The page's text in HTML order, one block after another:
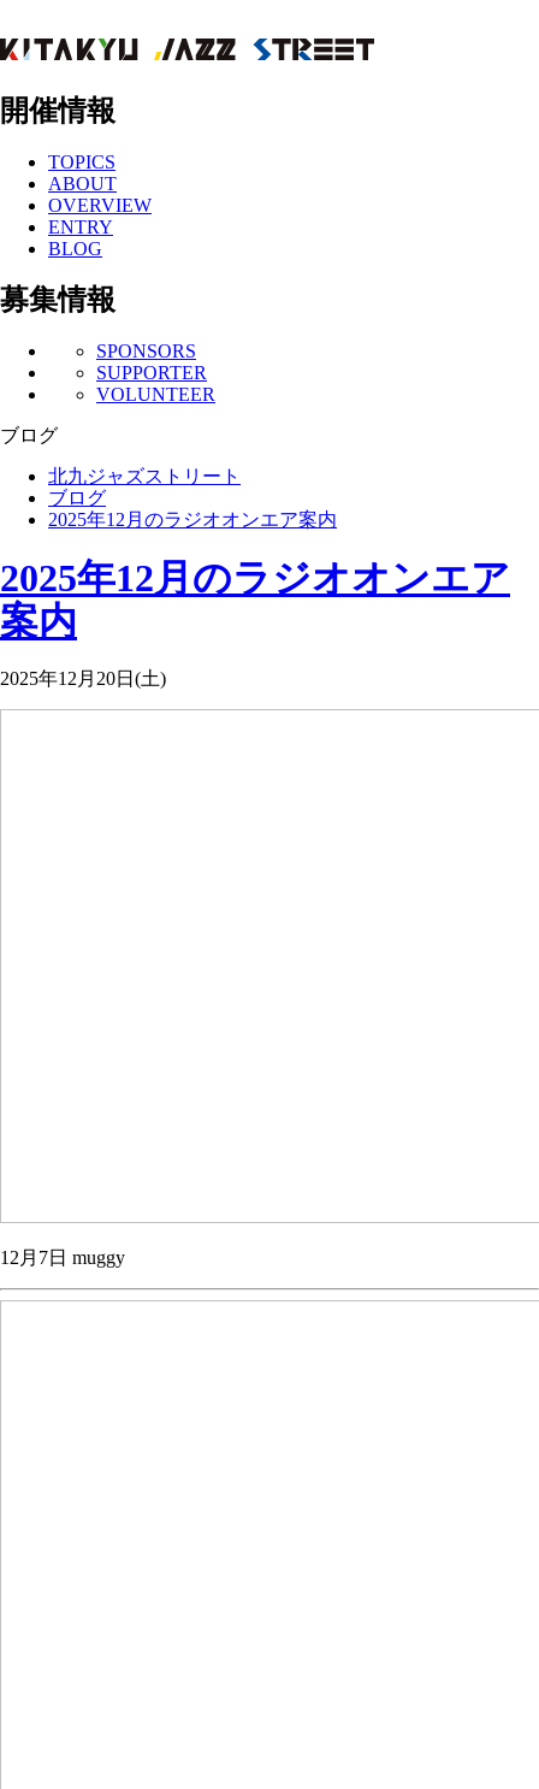
開催情報
TOPICS
ABOUT
OVERVIEW
ENTRY
BLOG
募集情報
SPONSORS
SUPPORTER
VOLUNTEER
ブログ
北九ジャズストリート
ブログ
2025年12月のラジオオンエア案内
2025年12月のラジオオンエア
案内
2025年12月20日(土)
12月7日 muggy